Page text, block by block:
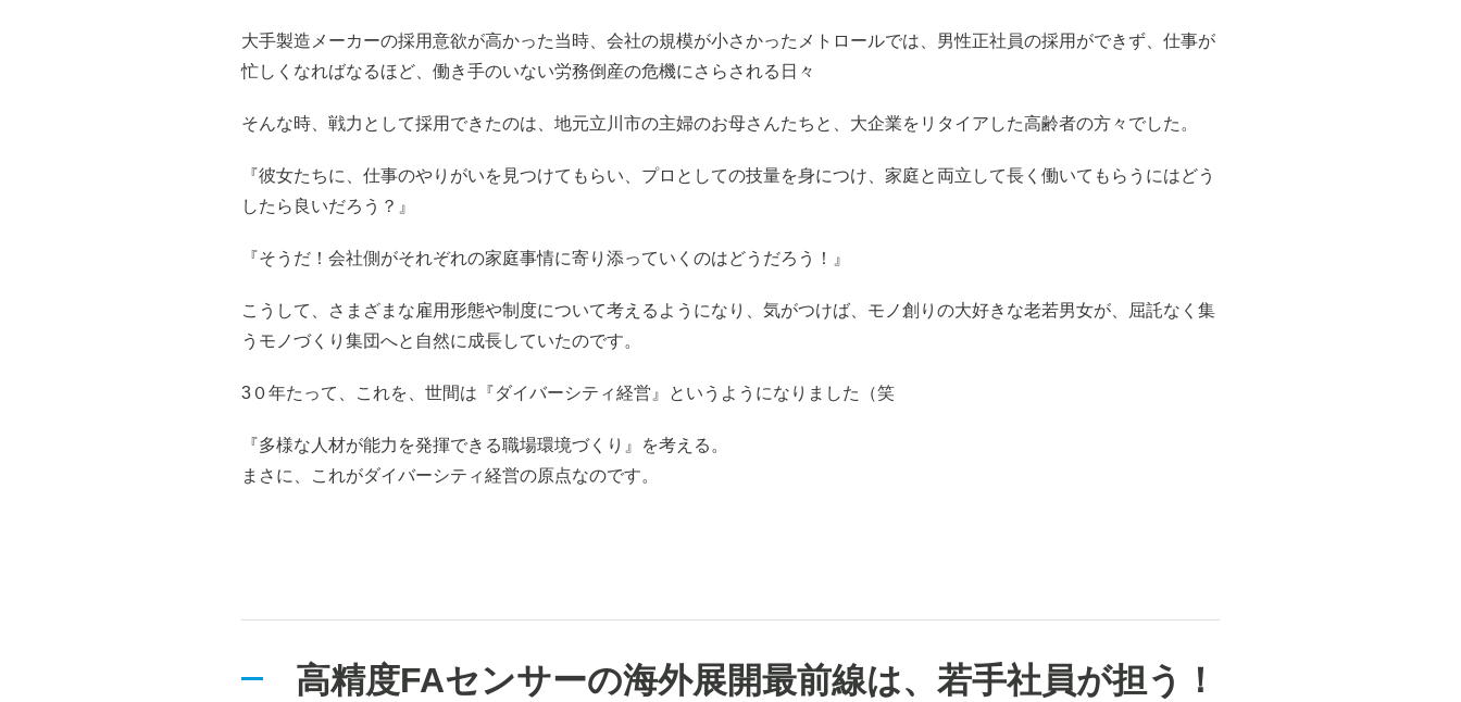
大手製造メーカーの採用意欲が高かった当時、会社の規模が小さかったメトロールでは、男性正社員の採用ができず、仕事が
忙しくなればなるほど、働き手のいない労務倒産の危機にさらされる日々
そんな時、戦力として採用できたのは、地元立川市の主婦のお母さんたちと、大企業をリタイアした高齢者の方々でした。
『彼女たちに、仕事のやりがいを見つけてもらい、プロとしての技量を身につけ、家庭と両立して長く働いてもらうにはどう
したら良いだろう？』
『そうだ！会社側がそれぞれの家庭事情に寄り添っていくのはどうだろう！』
こうして、さまざまな雇用形態や制度について考えるようになり、気がつけば、モノ創りの大好きな老若男女が、屈託なく集
うモノづくり集団へと自然に成長していたのです。
3０年たって、これを、世間は『ダイバーシティ経営』というようになりました（笑
『多様な人材が能力を発揮できる職場環境づくり』を考える。
まさに、これがダイバーシティ経営の原点なのです。
高精度FAセンサーの海外展開最前線は、若手社員が担う！